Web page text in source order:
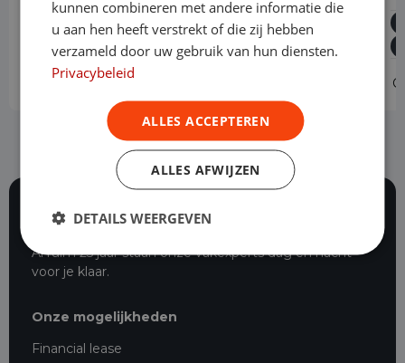
Automaat 56.707 km
2023
Geldrop
L2H1
Operational lease
Al ruim 25 jaar staan onze vakexperts dag en nacht
voor je klaar.
Onze mogelijkheden
Financial lease
kunnen combineren met andere informatie die
u aan hen heeft verstrekt of die zij hebben
verzameld door uw gebruik van hun diensten.
Privacybeleid
ALLES ACCEPTEREN
ALLES AFWIJZEN
DETAILS WEERGEVEN